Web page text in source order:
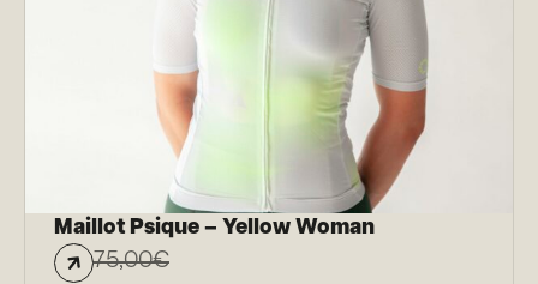
Maillot Psique – Yellow Woman
75,00€